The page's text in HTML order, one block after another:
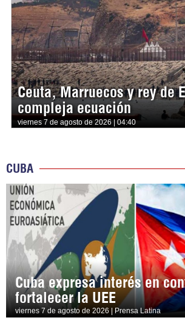
Ceuta, Marruecos y rey de
compleja ecuación
viernes 7 de agosto de 2026 | 04:40
CUBA
Cuba expresa interés en
fortalecer la UEE
viernes 7 de agosto de 2026 | Prensa Latina